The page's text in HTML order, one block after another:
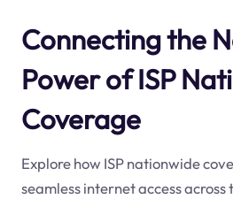
Connecting the
Power of ISP
Coverage
Explore how ISP nationwide
seamless internet access across